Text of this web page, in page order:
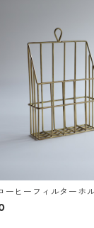
ーヒーフィルターホ